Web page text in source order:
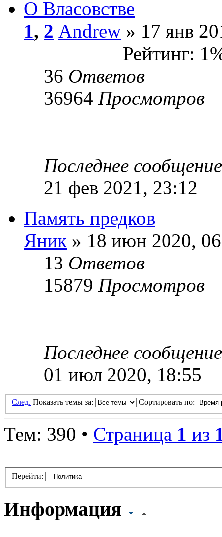
О Власовстве
1, 2 Andrew » 17 янв
Рейтинг:
36 Ответов
36964 Просмотров
Последнее
21 фев 2021, 23:12
Память предков
Яник » 18 июн 2020,
13 Ответов
15879 Просмотров
Последнее
01 июл 2020, 18:55
След. Показать темы за: Сортировать по:
Тем: 390 • Страница 1 из
Перейти:
Информация